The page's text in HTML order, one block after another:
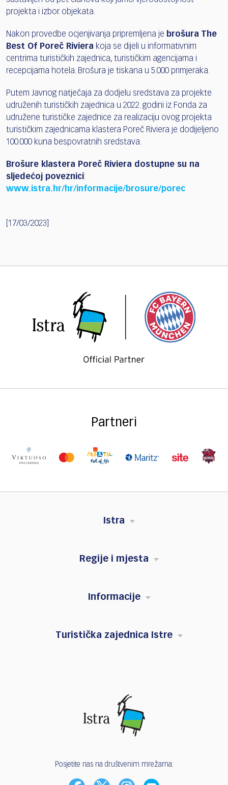
projekta i izbor. objekata.
Nakon provedbe ocjenjivanja pripremljena je brošura The
Best Of Poreč Riviera koja se dijeli u informativnim
centrima turističkih zajednica, turističkim agencijama i
recepcijama hotela. Brošura je tiskana u 5.000 primjeraka.
Putem Javnog natječaja za dodjelu sredstava za projekte
udruženih turističkih zajednica u 2022. godini iz Fonda za
udružene turističke zajednice za realizaciju ovog projekta
turističkim zajednicama klastera Poreč Riviera je dodijeljeno
100.000 kuna bespovratnih sredstava.
Brošure klastera Poreč Riviera dostupne su na
sljedećoj poveznici :
www.istra.hr/hr/informacije/brosure/porec
[17/03/2023]
Partneri
Istra
Regije i mjesta
Informacije
Turistička zajednica Istre
Posjetite nas na društvenim mrežama: